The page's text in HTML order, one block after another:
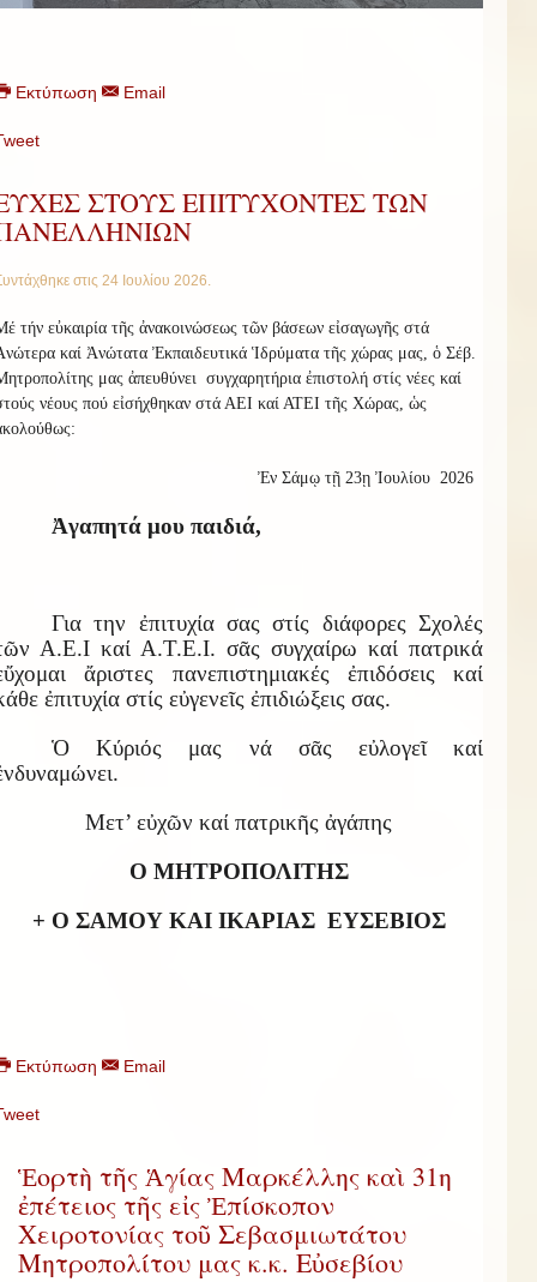
Εκτύπωση Email
ΣΤΟΥΣ ΕΠΙΤΥΧΟΝΤΕΣ ΤΩΝ
στις 24 Ιουλίου 2026.
τήν εὐκαιρία τῆς ἀνακοινώσεως τῶν βάσεων εἰσαγωγῆς στά
καί Ἀνώτατα Ἐκπαιδευτικά Ἱδρύματα τῆς χώρας μας, ὁ Σέβ.
μας ἀπευθύνει συγχαρητήρια ἐπιστολή στίς νέες καί
νέους πού εἰσήχθηκαν στά ΑΕΙ καί ΑΤΕΙ τῆς Χώρας, ὡς
Ἐν Σάμῳ τῇ 23ῃ Ἰουλίου 2026
Ἀγαπητά μου παιδιά,
Για την ἐπιτυχία σας στίς διάφορες Σχολές
Α.Ε.Ι καί Α.Τ.Ε.Ι. σᾶς συγχαίρω καί πατρικά
ἄριστες πανεπιστημιακές ἐπιδόσεις καί
ἐπιτυχία στίς εὐγενεῖς ἐπιδιώξεις σας.
Ὁ Κύριός μας νά σᾶς εὐλογεῖ καί
Μετ’ εὐχῶν καί πατρικῆς ἀγάπης
Ο ΜΗΤΡΟΠΟΛΙΤΗΣ
+ Ο ΣΑΜΟΥ ΚΑΙ ΙΚΑΡΙΑΣ ΕΥΣΕΒΙΟΣ
Εκτύπωση Email
Ἑορτὴ τῆς Ἁγίας Μαρκέλλης καὶ 31η
ἐπέτειος τῆς εἰς Ἐπίσκοπον
Χειροτονίας τοῦ Σεβασμιωτάτου
Μητροπολίτου μας κ.κ. Εὐσεβίου